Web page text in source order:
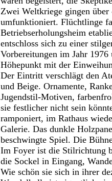
Zwei Weltkriege gingen über
umfunktioniert. Flüchtlinge
Betriebserholungsheim
entschloss sich zu einer
Vorbereitungen im Jahr
Höhepunkt mit der
Der Eintritt verschlägt den
und Beige. Ornamente,
Jugendstil-Motiven,
sie festlicher nicht sein
ramponiert, im Rathaus
Galerie. Das dunkle
beschwingte Spiel. Die
Im Foyer ist die Stilrichtung
die Sockel in Eingang,
Wie schön sie sich in ihrer